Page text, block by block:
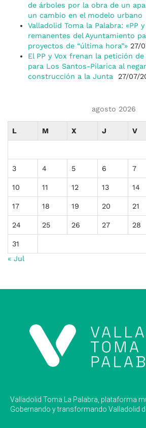
de árboles por la obra de un
un cambio en el modelo urbano
Valladolid Toma la Palabra: «PP
remanentes del Ayuntamiento
proyectos de “última hora”» 27/
El PP y Vox frenan la petición
para Los Santos-Pilarica al
construcción a la Junta
27/07/
agosto 2026
L M X J V
3 4 5 6 7
10 11 12 13 14
17 18 19 20 21
24 25 26 27 28
31
« Jul
Valladolid Toma La Palabra, plataforma
Gobernando y transformando Valladolid